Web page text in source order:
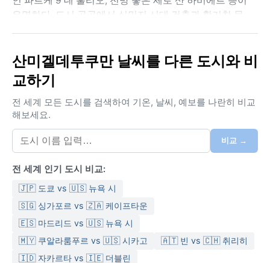
유명하다. 도시 곳곳에서 식민지 시대 건축과 활기찬 문
후에 속한다. 여름(12~2월)은 덥고 습하며 기온이
30~35°C까지 오르고 천둥번개를 동반한 폭우가 잦다.
월)은 온화하고 건조하여 낮 기온 10~20°C, 맑은 하늘이
이어진다. 강수량은 여름철에 집중되고 겨울은 거의 비가
내리지 않는다. 여행 시 여름에는 가벼운 면옷과 우비, 겨
울에는 얇은 겉옷과 낮은 습도 덕분에 건조한 피부 관리
에 신경 쓸 필요가 있다.
날씨 면에서 가장 방문하기 좋은 시기는 봄(9~11월)과 가
을(3~5월)로, 온도가 쾌적하고 강수량도 적다. 주목할 만
발생하는 겨울철 서리가 있다. 허리케인이나 몬순 같은
극단적 현상은 드물지만, 겨울의 건조함이 뚜렷해 가끔
낮과 밤의 일교차가 15°C 이상 벌어지기도 한다. 전반적
산미겔데투쿠만 날씨를 다른 도시와 비
교하기
전 세계 모든 도시를 검색하여 기온, 날씨, 예보를 나란히 비교
해보세요.
비교 →
전 세계 인기 도시 비교:
🇯🇵 도쿄 vs 🇺🇸 뉴욕 시
🇸🇬 싱가포르 vs 🇿🇦 케이프타운
🇪🇸 마드리드 vs 🇺🇸 뉴욕 시
🇲🇾 쿠알라룸푸르 vs 🇺🇸 시카고
🇦🇹 빈 vs 🇨🇭 취리히
🇮🇩 자카르타 vs 🇮🇪 더블린